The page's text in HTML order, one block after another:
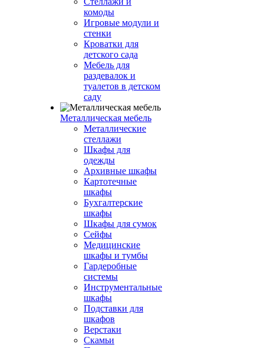
комоды
Игровые модули и
стенки
Кроватки для
детского сада
Мебель для
раздевалок и
туалетов в детском
саду
Металлическая мебель
Металлические
стеллажи
Шкафы для
одежды
Архивные шкафы
Картотечные
шкафы
Бухгалтерские
шкафы
Шкафы для сумок
Сейфы
Медицинские
шкафы и тумбы
Гардеробные
системы
Инструментальные
шкафы
Подставки для
шкафов
Верстаки
Скамьи